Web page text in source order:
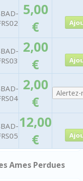
5,00
€
2,00
€
2,00
€
12,00
€
Ames Perdues